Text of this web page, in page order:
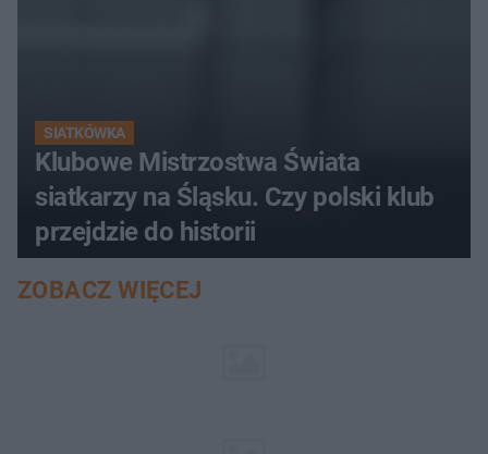
SIATKÓWKA
Klubowe Mistrzostwa Świata
siatkarzy na Śląsku. Czy polski klub
przejdzie do historii
ZOBACZ WIĘCEJ